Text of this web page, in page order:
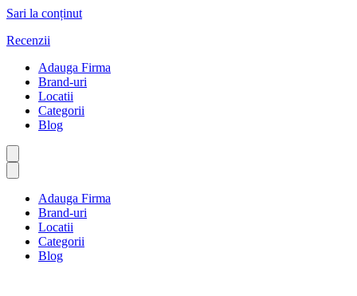
Sari la conținut
Recenzii
Adauga Firma
Brand-uri
Locatii
Categorii
Blog
Adauga Firma
Brand-uri
Locatii
Categorii
Blog